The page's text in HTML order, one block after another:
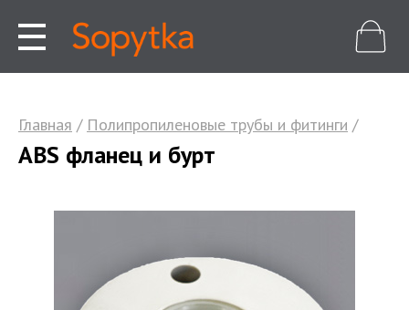
Главная / Полипропиленовые трубы и фитинги /
ABS фланец и бурт